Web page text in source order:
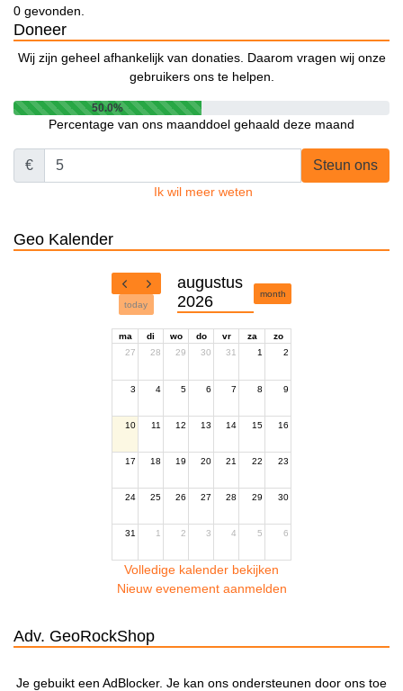
0 gevonden.
Doneer
Wij zijn geheel afhankelijk van donaties. Daarom vragen wij onze
gebruikers ons te helpen.
50.0%
Percentage van ons maanddoel gehaald deze maand
€ Steun ons
Ik wil meer weten
Geo Kalender
today
augustus
2026
month
ma di wo do vr za
zo
27
28 29 30 31 1 2
3 4 5 6 7 8 9
10 11 12 13 14 15 16
17 18 19 20 21 22 23
24 25 26 27 28 29 30
31 1 2 3 4 5 6
Volledige kalender bekijken
Nieuw evenement aanmelden
Adv. GeoRockShop
Je gebuikt een AdBlocker. Je kan ons ondersteunen door ons toe